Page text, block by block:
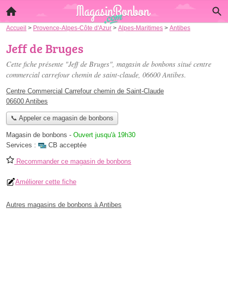
Accueil > Provence-Alpes-Côte d'Azur > Alpes-Maritimes > Antibes
Jeff de Bruges
Cette fiche présente "Jeff de Bruges", magasin de bonbons situé centre
commercial carrefour chemin de saint-claude, 06600 Antibes.
Centre Commercial Carrefour chemin de Saint-Claude
06600 Antibes
📞 Appeler ce magasin de bonbons
Magasin de bonbons - Ouvert jusqu'à 19h30
Services :
CB acceptée
Recommander ce magasin de bonbons
Améliorer cette fiche
Autres magasins de bonbons à Antibes